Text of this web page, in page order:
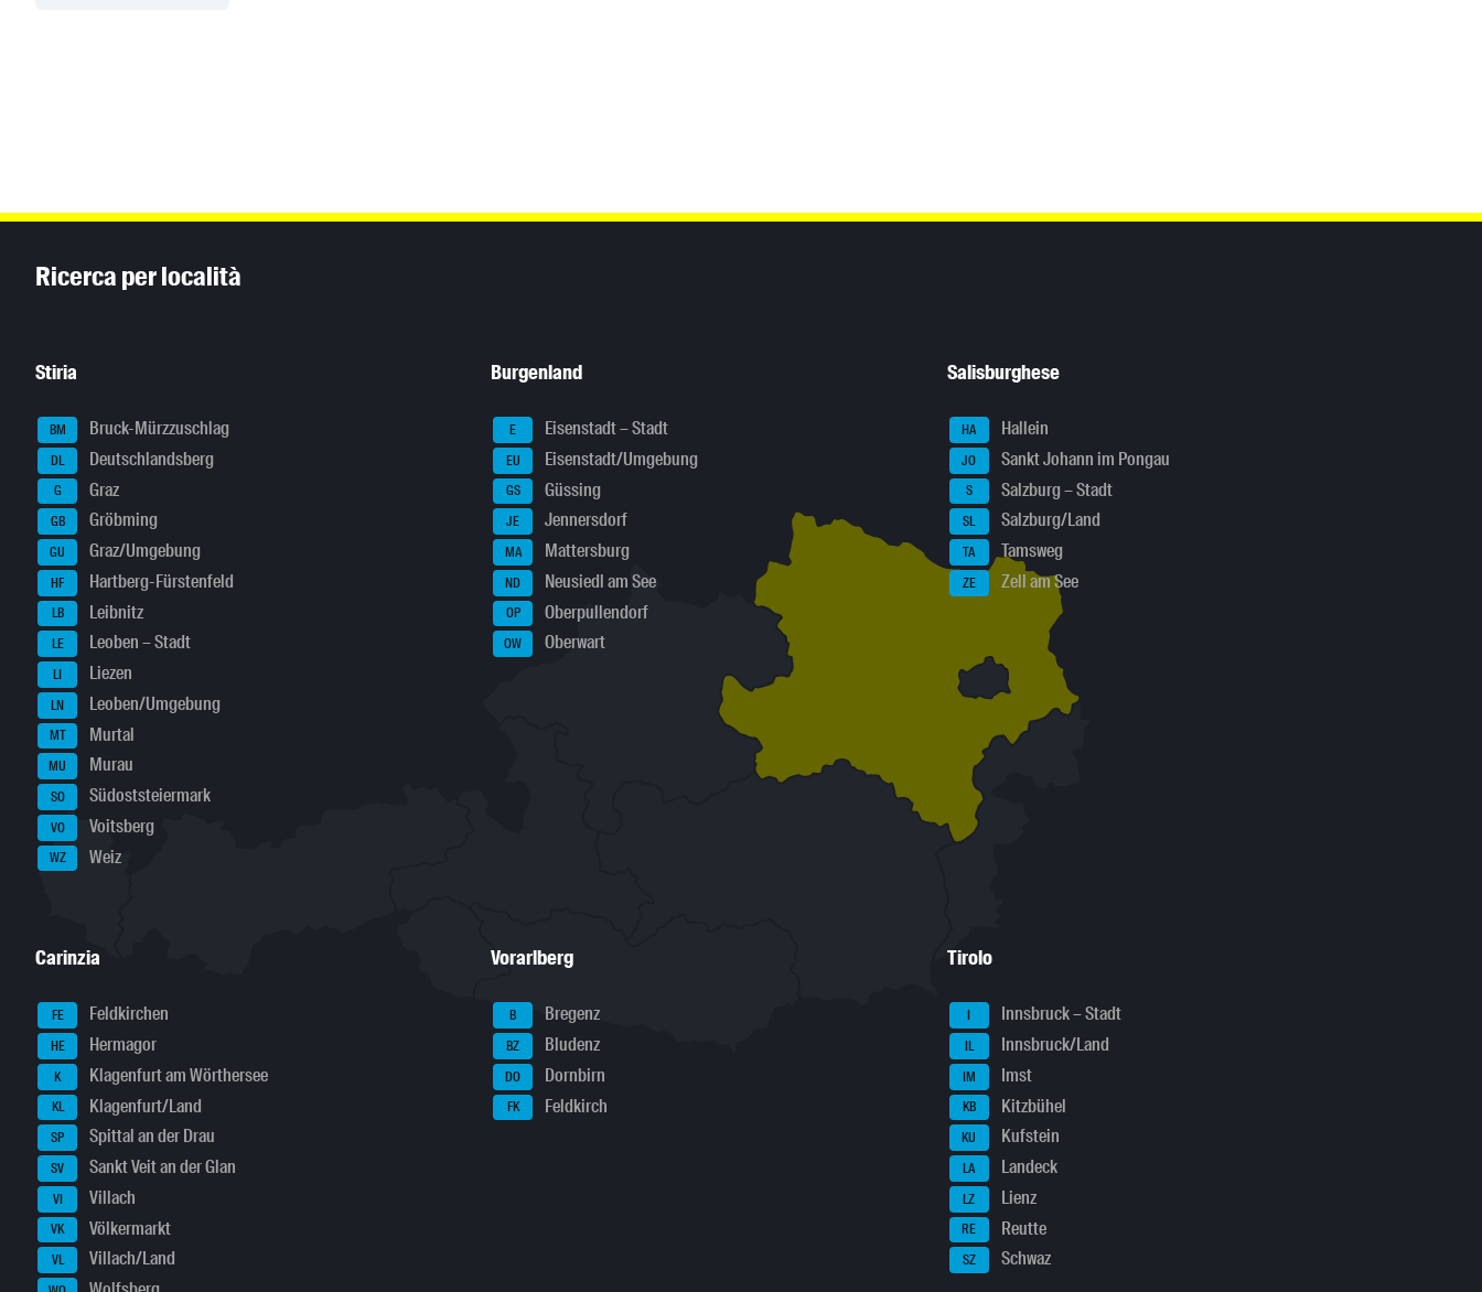
Ricerca per località
Stiria
BM Bruck-Mürzzuschlag
DL Deutschlandsberg
G Graz
GB Gröbming
GU Graz/Umgebung
HF Hartberg-Fürstenfeld
LB Leibnitz
LE Leoben – Stadt
LI Liezen
LN Leoben/Umgebung
MT Murtal
MU Murau
SO Südoststeiermark
VO Voitsberg
WZ Weiz
Burgenland
E Eisenstadt – Stadt
EU Eisenstadt/Umgebung
GS Güssing
JE Jennersdorf
MA Mattersburg
ND Neusiedl am See
OP Oberpullendorf
OW Oberwart
Salisburghese
HA Hallein
JO Sankt Johann im Pongau
S Salzburg – Stadt
SL Salzburg/Land
TA Tamsweg
ZE Zell am See
Carinzia
FE Feldkirchen
HE Hermagor
K Klagenfurt am Wörthersee
KL Klagenfurt/Land
SP Spittal an der Drau
SV Sankt Veit an der Glan
VI Villach
VK Völkermarkt
VL Villach/Land
Vorarlberg
B Bregenz
BZ Bludenz
DO Dornbirn
FK Feldkirch
Tirolo
I Innsbruck – Stadt
IL Innsbruck/Land
IM Imst
KB Kitzbühel
KU Kufstein
LA Landeck
LZ Lienz
RE Reutte
SZ Schwaz